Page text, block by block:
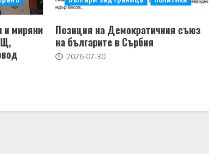
и миряни
Позиция на Демократичния съюз
на българите в Сърбия
2026-07-30